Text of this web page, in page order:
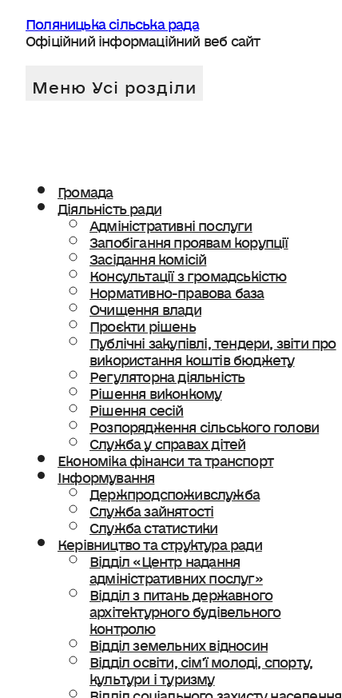
Поляницька сільська рада
Офіційний інформаційний веб сайт
Громада
Діяльність ради
Адміністративні послуги
Запобігання проявам корупції
Засідання комісій
Консультації з громадськістю
Нормативно-правова база
Очищення влади
Проєкти рішень
Публічні закупівлі, тендери, звіти про
використання коштів бюджету
Регуляторна діяльність
Рішення виконкому
Рішення сесій
Розпорядження сільського голови
Служба у справах дітей
Економіка фінанси та транспорт
Інформування
Держпродспоживслужба
Служба зайнятості
Служба статистики
Керівництво та структура ради
Відділ «Центр надання
адміністративних послуг»
Відділ з питань державного
архітектурного будівельного
контролю
Відділ земельних відносин
Відділ освіти, сімʼї молоді, спорту,
культури і туризму
Відділ соціального захисту населення